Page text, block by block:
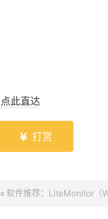
点此直达
 打赏
» 软件推荐：LiteMonitor（